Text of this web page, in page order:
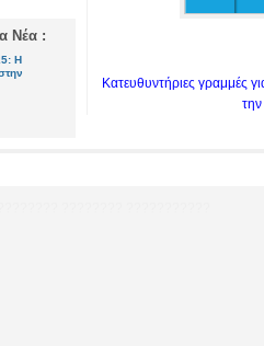
Νέα :
Η
Κατευθυντήριες γραμμές